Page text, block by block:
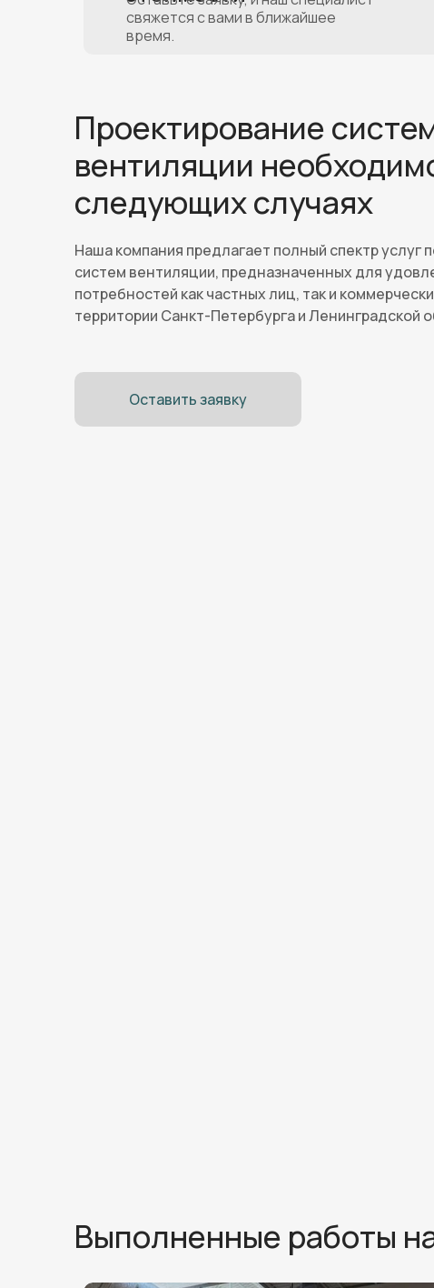
свяжется с вами в ближайшее
время.
Проектирование
вентиляции
следующих случаях
Наша компания предлагает полный спектр услуг
систем вентиляции, предназначенных для
потребностей как частных лиц, так и
территории Санкт-Петербурга и Ленинградской
Оставить заявку
Выполненные работы